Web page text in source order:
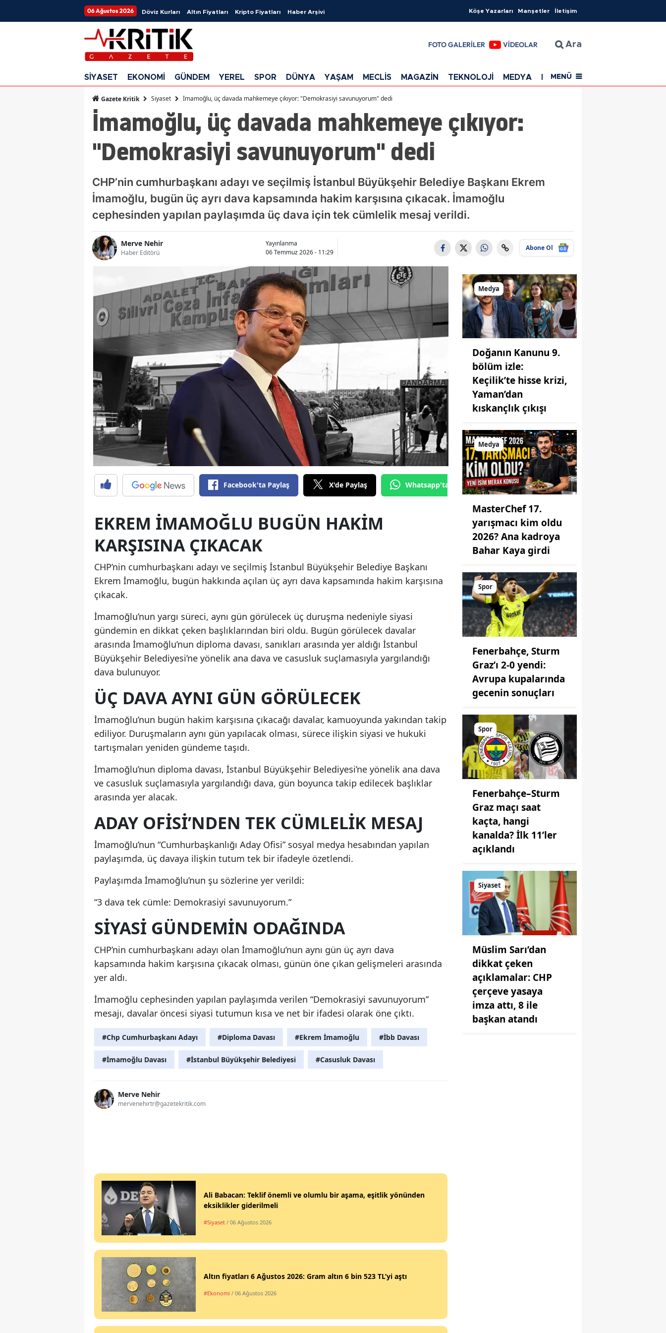
06 Ağustos 2026 Döviz Kurları Altın Fiyatları Kripto Fiyatları Haber Arşivi Köşe Yazarları Manşetler İletişim
FOTO GALERİLER VİDEOLAR Ara
SİYASET EKONOMİ GÜNDEM YEREL SPOR DÜNYA YAŞAM MECLİS MAGAZİN TEKNOLOJİ MEDYA EĞİTİM SAĞLIK
MENÜ
Gazete Kritik Siyaset İmamoğlu, üç davada mahkemeye çıkıyor: "Demokrasiyi savunuyorum" dedi
İmamoğlu, üç davada mahkemeye çıkıyor:
"Demokrasiyi savunuyorum" dedi
CHP’nin cumhurbaşkanı adayı ve seçilmiş İstanbul Büyükşehir Belediye Başkanı Ekrem
İmamoğlu, bugün üç ayrı dava kapsamında hakim karşısına çıkacak. İmamoğlu
cephesinden yapılan paylaşımda üç dava için tek cümlelik mesaj verildi.
Merve Nehir
Haber Editörü
Yayınlanma
06 Temmuz 2026 - 11:29
Abone Ol
Facebook'ta Paylaş X'de Paylaş Whatsapp'tan Gönder
EKREM İMAMOĞLU BUGÜN HAKIM
KARŞISINA ÇIKACAK
CHP’nin cumhurbaşkanı adayı ve seçilmiş İstanbul Büyükşehir Belediye Başkanı
Ekrem İmamoğlu, bugün hakkında açılan üç ayrı dava kapsamında hakim karşısına
çıkacak.
İmamoğlu’nun yargı süreci, aynı gün görülecek üç duruşma nedeniyle siyasi
gündemin en dikkat çeken başlıklarından biri oldu. Bugün görülecek davalar
arasında İmamoğlu’nun diploma davası, sanıkları arasında yer aldığı İstanbul
Büyükşehir Belediyesi’ne yönelik ana dava ve casusluk suçlamasıyla yargılandığı
dava bulunuyor.
ÜÇ DAVA AYNI GÜN GÖRÜLECEK
İmamoğlu’nun bugün hakim karşısına çıkacağı davalar, kamuoyunda yakından takip
ediliyor. Duruşmaların aynı gün yapılacak olması, sürece ilişkin siyasi ve hukuki
tartışmaları yeniden gündeme taşıdı.
İmamoğlu’nun diploma davası, İstanbul Büyükşehir Belediyesi’ne yönelik ana dava
ve casusluk suçlamasıyla yargılandığı dava, gün boyunca takip edilecek başlıklar
arasında yer alacak.
ADAY OFISI’NDEN TEK CÜMLELIK MESAJ
İmamoğlu’nun “Cumhurbaşkanlığı Aday Ofisi” sosyal medya hesabından yapılan
paylaşımda, üç davaya ilişkin tutum tek bir ifadeyle özetlendi.
Paylaşımda İmamoğlu’nun şu sözlerine yer verildi:
“3 dava tek cümle: Demokrasiyi savunuyorum.”
SIYASI GÜNDEMIN ODAĞINDA
CHP’nin cumhurbaşkanı adayı olan İmamoğlu’nun aynı gün üç ayrı dava
kapsamında hakim karşısına çıkacak olması, günün öne çıkan gelişmeleri arasında
yer aldı.
İmamoğlu cephesinden yapılan paylaşımda verilen “Demokrasiyi savunuyorum”
mesajı, davalar öncesi siyasi tutumun kısa ve net bir ifadesi olarak öne çıktı.
#Chp Cumhurbaşkanı Adayı #Diploma Davası #Ekrem İmamoğlu #İbb Davası
#İmamoğlu Davası #İstanbul Büyükşehir Belediyesi #Casusluk Davası
Merve Nehir
mervenehirtr@gazetekritik.com
Ali Babacan: Teklif önemli ve olumlu bir aşama, eşitlik yönünden
eksiklikler giderilmeli
#Siyaset / 06 Ağustos 2026
Altın fiyatları 6 Ağustos 2026: Gram altın 6 bin 523 TL’yi aştı
#Ekonomi / 06 Ağustos 2026
Medya
Doğanın Kanunu 9.
bölüm izle:
Keçilik’te hisse krizi,
Yaman’dan
kıskançlık çıkışı
Medya
MasterChef 17.
yarışmacı kim oldu
2026? Ana kadroya
Bahar Kaya girdi
Spor
Fenerbahçe, Sturm
Graz’ı 2-0 yendi:
Avrupa kupalarında
gecenin sonuçları
Spor
Fenerbahçe–Sturm
Graz maçı saat
kaçta, hangi
kanalda? İlk 11’ler
açıklandı
Siyaset
Müslim Sarı’dan
dikkat çeken
açıklamalar: CHP
çerçeve yasaya
imza attı, 8 ile
başkan atandı